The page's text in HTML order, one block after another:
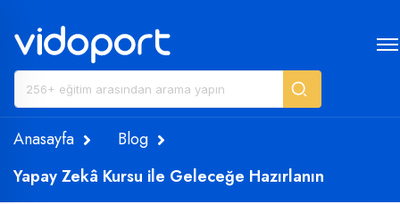
Anasayfa
Blog
Yapay Zekâ Kursu ile Geleceğe Hazırlanın